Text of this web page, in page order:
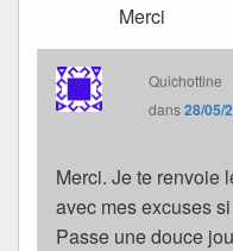
Merci
Quichottine
dans28/05/
Merci. Je te renvoie
avec mes excuses
Passe une douce